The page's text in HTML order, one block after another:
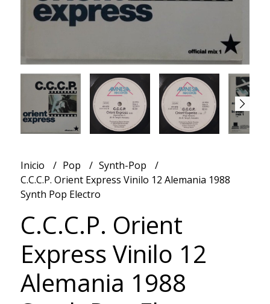
Inicio Pop
Synth-Pop
C.C.C.P. Orient Express Vinilo 12 Alemania 1988
Synth Pop Electro
C.C.C.P. Orient
Express Vinilo 12
Alemania 1988